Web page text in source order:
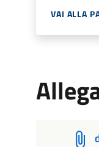
VAI ALLA